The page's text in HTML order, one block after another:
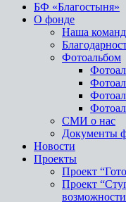
БФ «Благостыня»
О фонде
Наша
Фотоальбом
СМИ о нас
Документы
Новости
Проекты
Проект
Проект